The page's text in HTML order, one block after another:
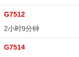
G7512
2小时9分钟
G7514